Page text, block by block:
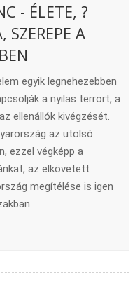
- ÉLETE, ?
SZEREPE A
egyik legnehezebben
a nyilas terrort, a
ellenállók kivégzését.
az utolsó
ezzel végképp a
az elkövetett
megítélése is igen